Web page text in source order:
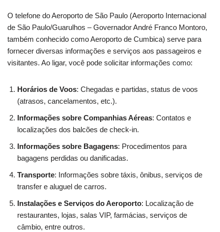
O telefone do Aeroporto de São Paulo (Aeroporto Internacional
de São Paulo/Guarulhos – Governador André Franco Montoro,
também conhecido como Aeroporto de Cumbica) serve para
fornecer diversas informações e serviços aos passageiros e
visitantes. Ao ligar, você pode solicitar informações como:
Horários de Voos: Chegadas e partidas, status de voos
(atrasos, cancelamentos, etc.).
Informações sobre Companhias Aéreas: Contatos e
localizações dos balcões de check-in.
Informações sobre Bagagens: Procedimentos para
bagagens perdidas ou danificadas.
Transporte: Informações sobre táxis, ônibus, serviços de
transfer e aluguel de carros.
Instalações e Serviços do Aeroporto: Localização de
restaurantes, lojas, salas VIP, farmácias, serviços de
câmbio, entre outros.